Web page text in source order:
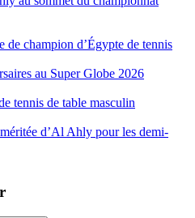
champion d’Égypte de tennis
au Super Globe 2026
tennis de table masculin
d’Al Ahly pour les demi-